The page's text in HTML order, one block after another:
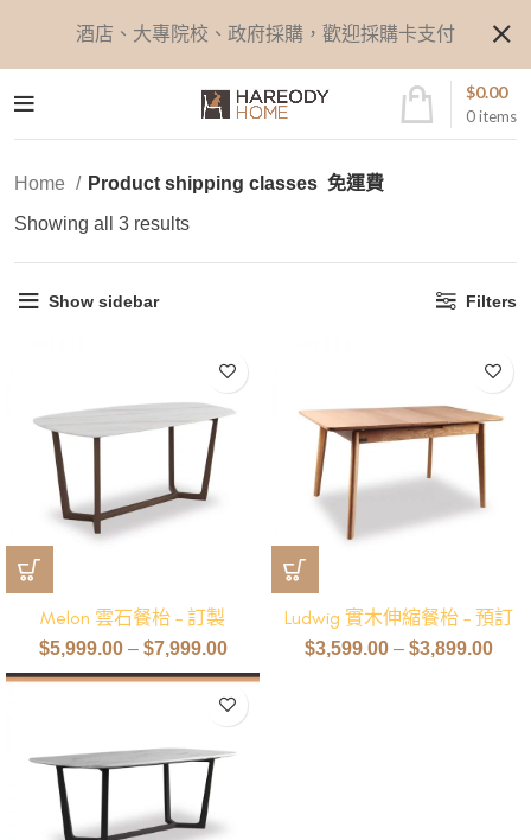
0items
$0.00
Home Product shipping classes 免運費
Showing all 3 results
Show sidebar Filters
Melon 雲石餐枱 – 訂製
$5,999.00– $7,999.00
Ludwig 實木伸縮餐枱 – 預訂
$3,599.00– $3,899.00
酒店、大專院校、政府採購，歡迎採購卡支付